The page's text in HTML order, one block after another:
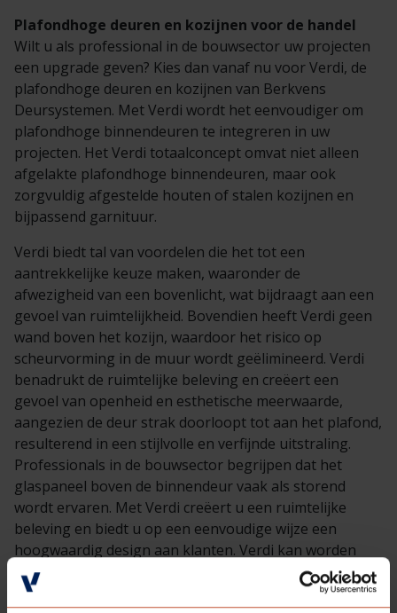
Plafondhoge deuren en kozijnen voor de handel
Wilt u als professional in de bouwsector uw projecten
een upgrade geven? Kies dan vanaf nu voor Verdi, de
plafondhoge deuren en kozijnen van Berkvens
Deursystemen. Met Verdi wordt het eenvoudiger om
plafondhoge binnendeuren te integreren in uw
projecten. Het Verdi totaalconcept omvat niet alleen
afgelakte plafondhoge binnendeuren, maar ook
zorgvuldig afgestelde houten of stalen kozijnen en
bijpassend garnituur.
Verdi biedt tal van voordelen die het tot een
aantrekkelijke keuze maken, waaronder de
afwezigheid van een bovenlicht, wat bijdraagt aan een
gevoel van ruimtelijkheid. Bovendien heeft Verdi geen
wand boven het kozijn, waardoor het risico op
scheurvorming in de muur wordt geëlimineerd. Verdi
benadrukt de ruimtelijke beleving en creëert een
gevoel van openheid en esthetische meerwaarde,
aangezien de deur strak doorloopt tot aan het plafond,
resulterend in een stijlvolle en verfijnde uitstraling.
Professionals in de bouwsector begrijpen dat het
glaspaneel boven de binnendeur vaak als storend
wordt ervaren. Met Verdi creëert u een ruimtelijke
beleving en biedt u op een eenvoudige wijze een
hoogwaardig design aan klanten. Verdi kan worden
uitgevoerd als een stijldeur, waardoor
(nieuwbouw)projecten kunnen worden